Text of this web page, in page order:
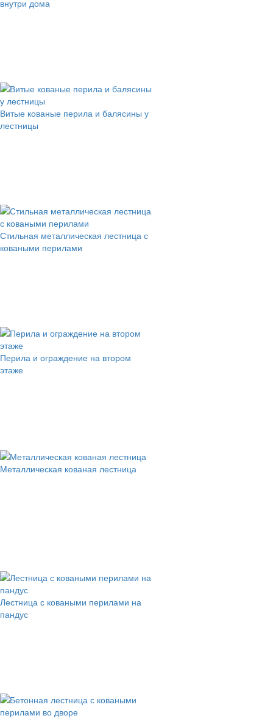
внутри дома
Витые кованые перила и балясины у
лестницы
Стильная металлическая лестница с
коваными перилами
Перила и ограждение на втором
этаже
Металлическая кованая лестница
Лестница с коваными перилами на
пандус